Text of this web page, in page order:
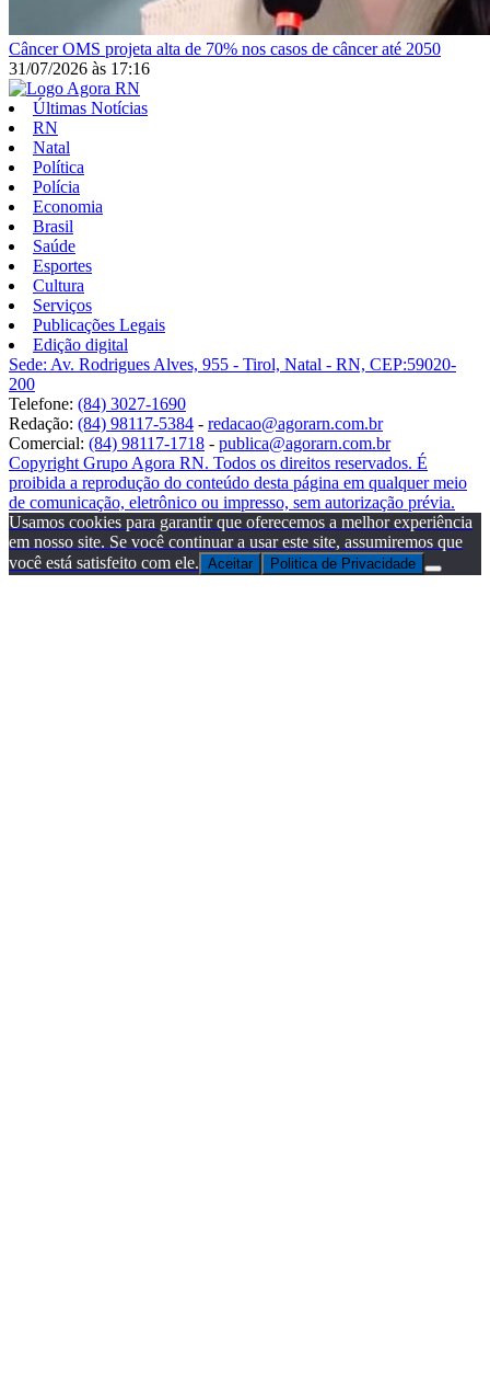
CâncerOMS projeta alta de 70% nos casos de câncer até 2050
31/07/2026 às 17:16
Últimas Notícias
RN
Natal
Política
Polícia
Economia
Brasil
Saúde
Esportes
Cultura
Serviços
Publicações Legais
Edição digital
Sede: Av. Rodrigues Alves, 955 - Tirol, Natal - RN, CEP:59020-
200
Telefone: (84) 3027-1690
Redação: (84) 98117-5384 - redacao@agorarn.com.br
Comercial: (84) 98117-1718 - publica@agorarn.com.br
Copyright Grupo Agora RN. Todos os direitos reservados. É
proibida a reprodução do conteúdo desta página em qualquer meio
de comunicação, eletrônico ou impresso, sem autorização prévia.
Usamos cookies para garantir que oferecemos a melhor experiência
em nosso site. Se você continuar a usar este site, assumiremos que
você está satisfeito com ele. Aceitar Politica de Privacidade